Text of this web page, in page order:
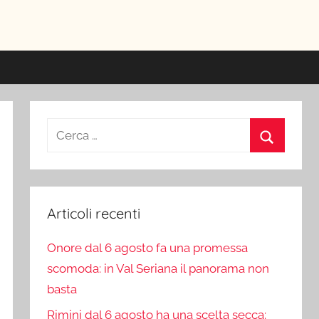
Ricerca
Articoli recenti
Onore dal 6 agosto fa una promessa
scomoda: in Val Seriana il panorama non
basta
Rimini dal 6 agosto ha una scelta secca: